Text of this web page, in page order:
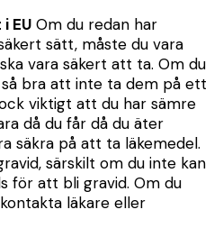
EU Om du redan har
sätt, måste du vara
vara säkert att ta. Om du
bra att inte ta dem på ett
viktigt att du har sämre
då du får då du äter
säkra på att ta läkemedel.
särskilt om du inte kan
för att bli gravid. Om du
läkare eller